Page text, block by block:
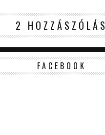
2 HOZZÁSZÓLÁS
FACEBOOK